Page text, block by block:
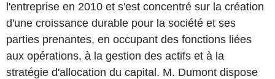
l'entreprise en 2010 et s'est concentré sur la création
d'une croissance durable pour la société et ses
parties prenantes, en occupant des fonctions liées
aux opérations, à la gestion des actifs et à la
stratégie d'allocation du capital. M. Dumont dispose